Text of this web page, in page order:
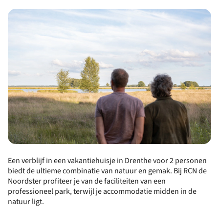
Een verblijf in een vakantiehuisje in Drenthe voor 2 personen
biedt de ultieme combinatie van natuur en gemak. Bij RCN de
Noordster profiteer je van de faciliteiten van een
professioneel park, terwijl je accommodatie midden in de
natuur ligt.